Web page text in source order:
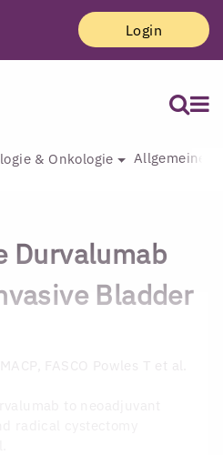
Login
& Onkologie Allgemeine
Durvalumab
Bladder